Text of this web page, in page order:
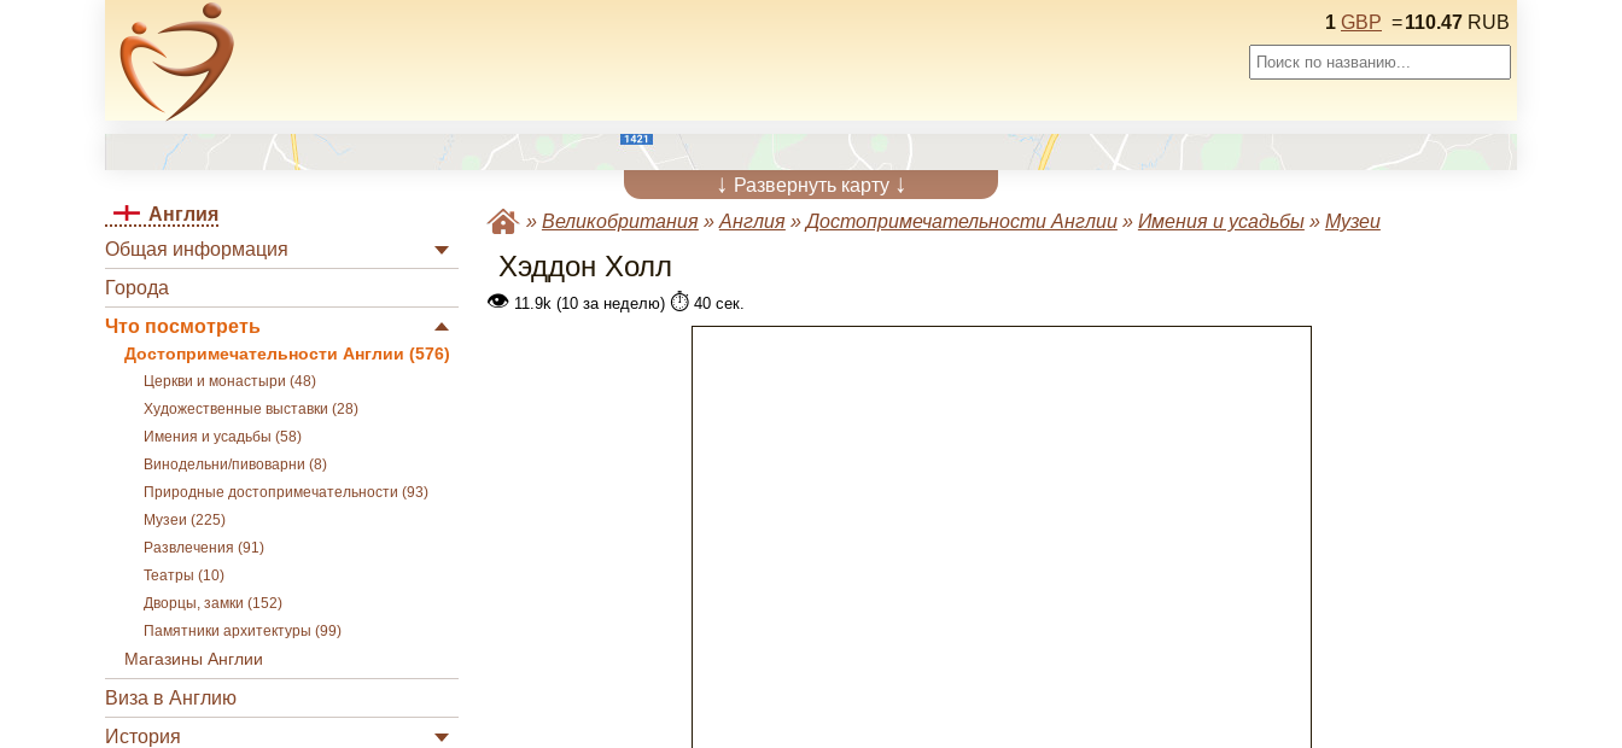
1 GBP =110.47 RUB
↓ Развернуть карту ↓
Англия
Общая информация
Города
Что посмотреть
Достопримечательности Англии (576)
Церкви и монастыри (48)
Художественные выставки (28)
Имения и усадьбы (58)
Винодельни/пивоварни (8)
Природные достопримечательности (93)
Музеи (225)
Развлечения (91)
Театры (10)
Дворцы, замки (152)
Памятники архитектуры (99)
Магазины Англии
Виза в Англию
История
» Великобритания» Англия»Достопримечательности Англии» Имения и усадьбы» Музеи
Хэддон Холл
👁11.9k (10 за неделю) ⏱️40 сек.